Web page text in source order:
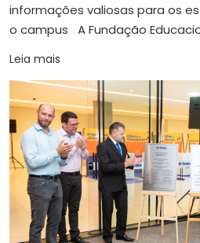
informações valiosas para os
o campus A Fundação
Leia mais